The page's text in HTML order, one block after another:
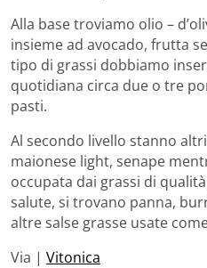
Alla base troviamo olio –
insieme ad avocado, frutta
tipo di grassi dobbiamo
quotidiana circa due o tre
pasti.
Al secondo livello stanno
maionese light, senape
occupata dai grassi di
salute, si trovano panna,
altre salse grasse usate
Via | Vitonica